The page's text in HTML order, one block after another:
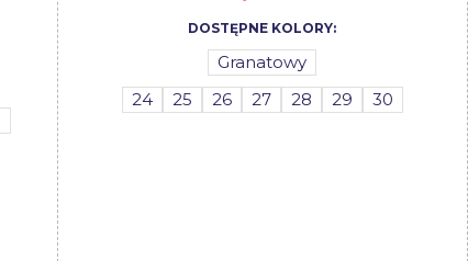
DOSTĘPNE KOLORY:
Granatowy
24
25 26 27 28 29 30